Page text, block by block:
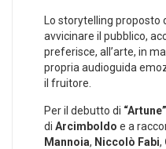
Lo storytelling proposto
avvicinare il pubblico,
preferisce, all’arte, in
propria audioguida
il fruitore.
Per il debutto di “Artune”
di Arcimboldo e a
Mannoia, Niccolò Fabi,